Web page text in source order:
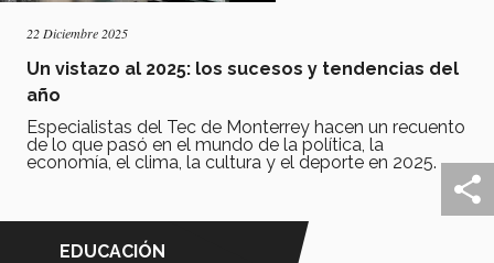
22 Diciembre 2025
Un vistazo al 2025: los sucesos y tendencias del
año
Especialistas del Tec de Monterrey hacen un recuento
de lo que pasó en el mundo de la política, la
economía, el clima, la cultura y el deporte en 2025.
EDUCACIÓN